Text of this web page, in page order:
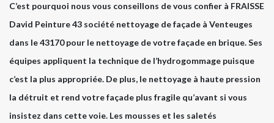
C’est pourquoi nous vous conseillons de vous confier à FRAISSE
David Peinture 43 société nettoyage de façade à Venteuges
dans le 43170 pour le nettoyage de votre façade en brique. Ses
équipes appliquent la technique de l’hydrogommage puisque
c’est la plus appropriée. De plus, le nettoyage à haute pression
la détruit et rend votre façade plus fragile qu’avant si vous
insistez dans cette voie. Les mousses et les saletés